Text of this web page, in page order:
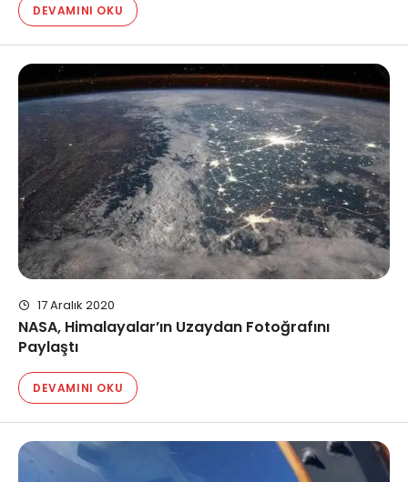
DEVAMINI OKU
17 Aralık 2020
NASA, Himalayalar’ın Uzaydan Fotoğrafını
Paylaştı
DEVAMINI OKU